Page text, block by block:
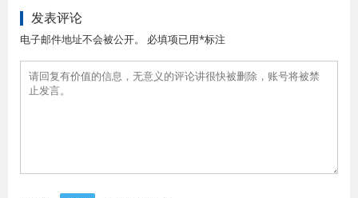
发表评论
电子邮件地址不会被公开。 必填项已用*标注